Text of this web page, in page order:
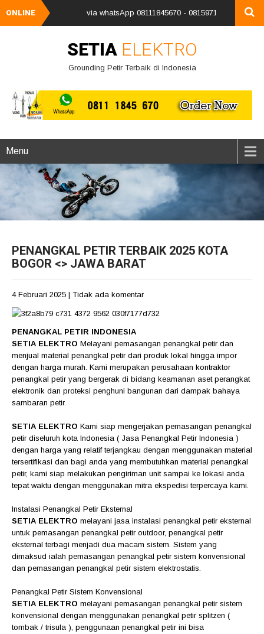
ONLINE
hubungi kami via whatsApp 08111845670 - 08159712340 kami
SETIA ELEKTRO
Grounding Petir Terbaik di Indonesia
Menu
PENANGKAL PETIR TERBAIK 2025 KOTA
BOGOR <> JAWA BARAT
4 Februari 2025 | Tidak ada komentar
PENANGKAL PETIR INDONESIA
SETIA ELEKTRO Melayani pemasangan penangkal petir dan
menjual material penangkal petir dari produk lokal hingga impor
dengan harga murah. Kami merupakan perusahaan kontraktor
penangkal petir yang bergerak di bidang keamanan aset perangkat
elektronik dan proteksi penghuni bangunan dari dampak bahaya
sambaran petir.
SETIA ELEKTRO Kami siap mengerjakan pemasangan penangkal
petir diseluruh kota Indonesia ( Jasa Penangkal Petir Indonesia )
dengan harga yang relatif terjangkau dengan menggunakan material
tersertifikasi dan bagi anda yang membutuhkan material penangkal
petir, kami siap melakukan pengiriman unit sampai ke lokasi anda
tepat waktu dengan menggunakan mitra ekspedisi terpercaya kami.
Instalasi Penangkal Petir Eksternal
SETIA ELEKTRO melayani jasa instalasi penangkal petir eksternal
untuk pemasangan penangkal petir outdoor, penangkal petir
eksternal terbagi menjadi dua macam sistem. Sistem yang
dimaksud ialah pemasangan penangkal petir sistem konvensional
dan pemasangan penangkal petir sistem elektrostatis.
Penangkal Petir Sistem Konvensional
SETIA ELEKTRO melayani pemasangan penangkal petir sistem
konvensional dengan menggunakan penangkal petir splitzen (
tombak / trisula ), penggunaan penangkal petir ini bisa